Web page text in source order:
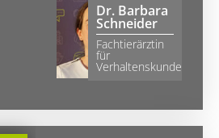
Dr. Barbara
Schneider
Fachtierärztin
für
Verhaltenskunde